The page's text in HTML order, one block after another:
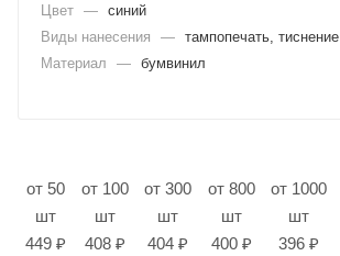
Цвет — синий
Виды нанесения
— тампопечать, тиснение
Материал
— бумвинил
от 50
шт
449 ₽
от 100
шт
408 ₽
от 300
шт
404 ₽
от 800
шт
400 ₽
от 1000
шт
396 ₽